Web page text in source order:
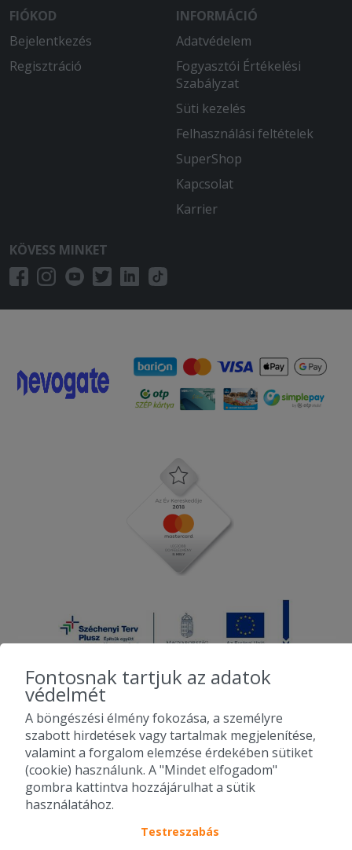
FIÓKOD
Bejelentkezés
Regisztráció
INFORMÁCIÓ
Adatvédelem
Fogyasztói Értékelési
Szabályzat
Süti kezelés
Felhasználási feltételek
SuperShop
Kapcsolat
Karrier
KÖVESS MINKET
2010-2026 Copyright - Falatozz.hu - Diston-line Kft.
Pizza, gyros, hamburger, menük kedvező áron, egy helyen az összes
étterem ajánlata.
Fontosnak tartjuk az adatok
védelmét
A böngészési élmény fokozása, a személyre
szabott hirdetések vagy tartalmak megjelenítése,
valamint a forgalom elemzése érdekében sütiket
(cookie) használunk. A "Mindet elfogadom"
gombra kattintva hozzájárulhat a sütik
használatához.
Testreszabás